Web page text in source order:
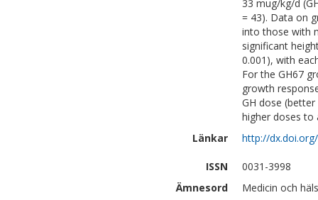
33 mug/kg/d
= 43). Data on
into those with
significant
0.001), with
For the GH67
growth
GH dose
higher doses to
Länkar
http://
ISSN
0031-3998
Ämnesord
Medicin och